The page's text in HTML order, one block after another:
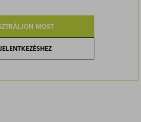
MOST